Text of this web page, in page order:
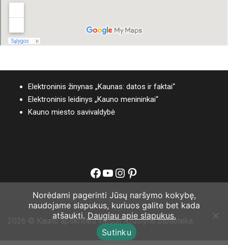
Elektroninis žinynas „Kaunas: datos ir faktai“
Elektroninis leidinys „Kauno menininkai“
Kauno miesto savivaldybė
Facebook
YouTube
Instagram
Pinterest
2026 © Kauno apskrities viešoji Ąžuolyno biblioteka
Norėdami pagerinti Jūsų naršymo kokybę,
naudojame slapukus, kuriuos galite bet kada
atšaukti. Daugiau apie slapukus.
Sutinku